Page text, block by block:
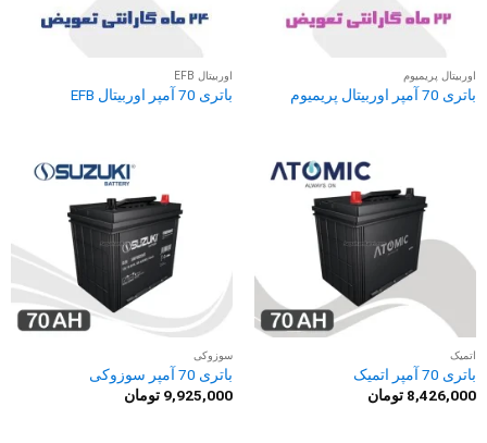
اوربیتال پریمیوم
باتری 70 آمپر اوربیتال پریمیوم
اوربیتال EFB
باتری 70 آمپر اوربیتال EFB
اتمیک
باتری 70 آمپر اتمیک
8,426,000 تومان
سوزوکی
باتری 70 آمپر سوزوکی
9,925,000 تومان